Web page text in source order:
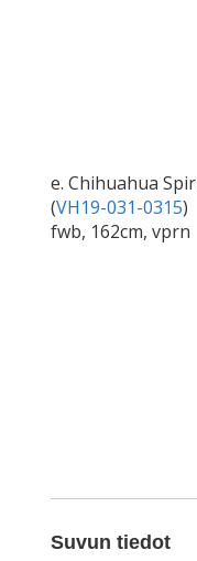
e. Chihuahua
(VH19-031-0315)
fwb, 162cm, vprn
Suvun tiedot